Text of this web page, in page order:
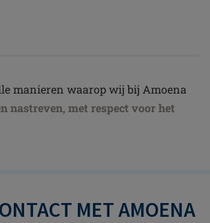
manieren waarop wij bij Amoena
nastreven, met respect voor het
MET AMOENA